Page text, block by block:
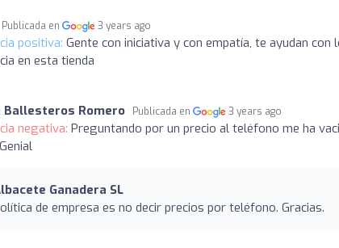
Publicada en 3 years ago
positiva: Gente con iniciativa y con empatía, te ayudan
en esta tienda
Ballesteros Romero Publicada en 3 years ago
negativa: Preguntando por un precio al teléfono me ha
Ganadera SL
de empresa es no decir precios por teléfono. Gracias.